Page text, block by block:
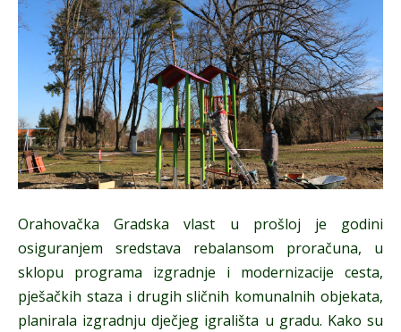
Orahovačka Gradska vlast u prošloj je godini
osiguranjem sredstava rebalansom proračuna, u
sklopu programa izgradnje i modernizacije cesta,
pješačkih staza i drugih sličnih komunalnih objekata,
planirala izgradnju dječjeg igrališta u gradu. Kako su